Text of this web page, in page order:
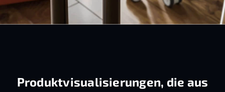
Produktvisualisierungen, die aus